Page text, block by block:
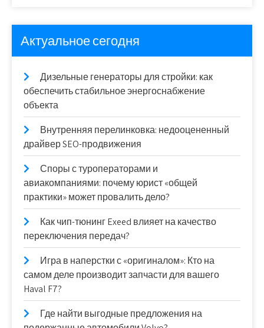
Актуальное сегодня
Дизельные генераторы для стройки: как
обеспечить стабильное энергоснабжение
объекта
Внутренняя перелинковка: недооцененный
драйвер SEO-продвижения
Споры с туроператорами и
авиакомпаниями: почему юрист «общей
практики» может провалить дело?
Как чип-тюнинг Exeed влияет на качество
переключения передач?
Игра в наперстки с «оригиналом»: Кто на
самом деле производит запчасти для вашего
Haval F7?
Где найти выгодные предложения на